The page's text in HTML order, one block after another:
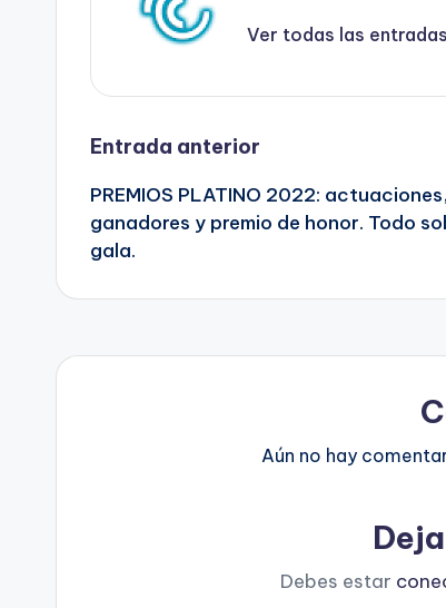
Ver todas las entradas
Navegación
de
entradas
Entrada anterior
PREMIOS PLATINO 2022: actuaciones,
ganadores y premio de honor. Todo
gala.
Aún no hay
Debes estar